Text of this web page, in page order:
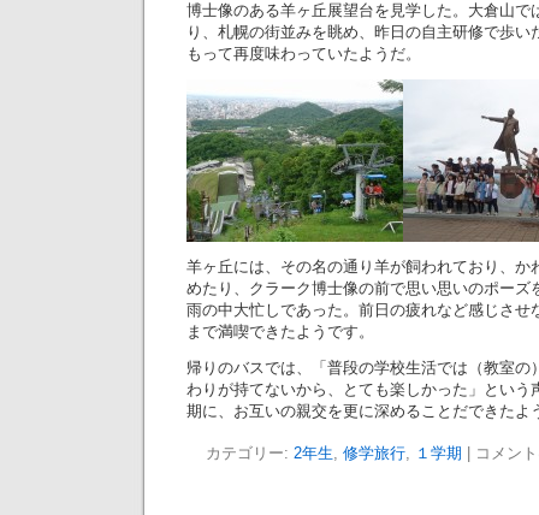
博士像のある羊ヶ丘展望台を見学した。大倉山で
り、札幌の街並みを眺め、昨日の自主研修で歩い
もって再度味わっていたようだ。
羊ヶ丘には、その名の通り羊が飼われており、か
めたり、クラーク博士像の前で思い思いのポーズ
雨の中大忙しであった。前日の疲れなど感じさせ
まで満喫できたようです。
帰りのバスでは、「普段の学校生活では（教室の
わりが持てないから、とても楽しかった」という
期に、お互いの親交を更に深めることだできたよ
カテゴリー: 2年生, 修学旅行, １学期 コメン